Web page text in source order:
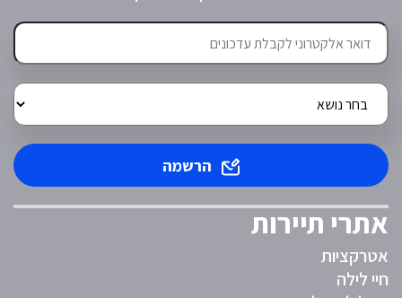
הרשמה
אתרי תיירות
אטרקציות
חיי לילה